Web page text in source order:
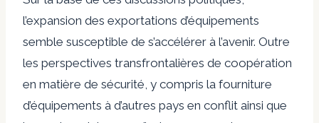
l’expansion des exportations d’équipements
semble susceptible de s’accélérer à l’avenir. Outre
les perspectives transfrontalières de coopération
en matière de sécurité, y compris la fourniture
d’équipements à d’autres pays en conflit ainsi que